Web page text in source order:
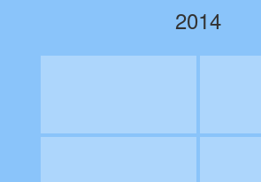
2014